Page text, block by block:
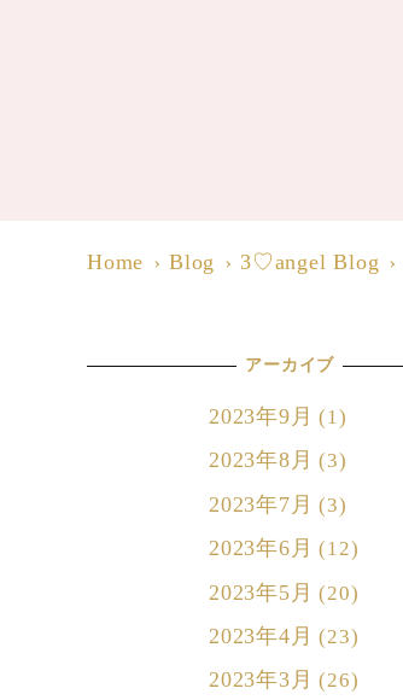
Home Blog 3♡angel Blog
アーカイブ
2023年9月 (1)
2023年8月 (3)
2023年7月 (3)
2023年6月 (12)
2023年5月 (20)
2023年4月 (23)
2023年3月 (26)